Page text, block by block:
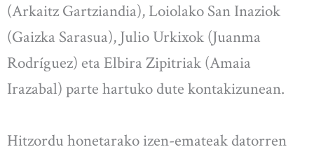
(Arkaitz Gartziandia), Loiolako San Inaziok
(Gaizka Sarasua), Julio Urkixok (Juanma
Rodríguez) eta Elbira Zipitriak (Amaia
Irazabal) parte hartuko dute kontakizunean.
Hitzordu honetarako izen-emateak datorren